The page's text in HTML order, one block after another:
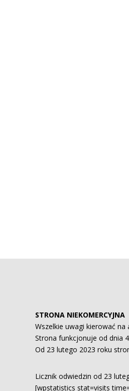
STRONA NIEKOMERCYJNA
Wszelkie uwagi kierować na
Strona funkcjonuje od dnia
Od 23 lutego 2023 roku
Licznik odwiedzin od 23
[wpstatistics stat=visits